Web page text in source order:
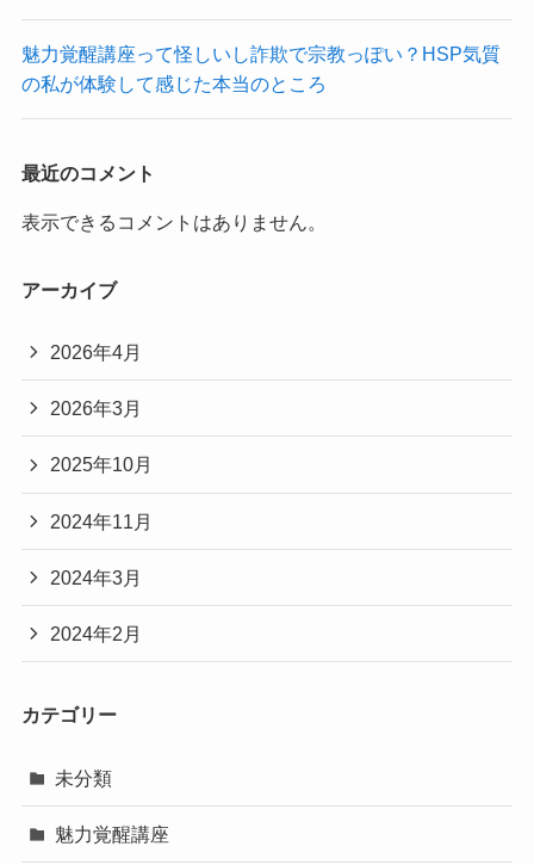
魅力覚醒講座って怪しいし詐欺で宗教っぽい？HSP気質
の私が体験して感じた本当のところ
最近のコメント
表示できるコメントはありません。
アーカイブ
2026年4月
2026年3月
2025年10月
2024年11月
2024年3月
2024年2月
カテゴリー
未分類
魅力覚醒講座